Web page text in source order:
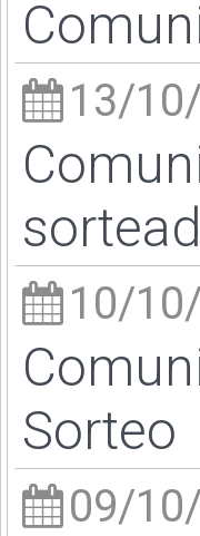
13/
10/
Sorteo
09/